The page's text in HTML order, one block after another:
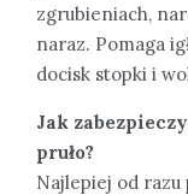
zgrubieniach,
naraz. Pomaga
docisk stopki i
Jak
pruło?
Najlepiej od